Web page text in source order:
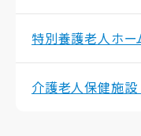
特別養護老人ホー
介護老人保健施設